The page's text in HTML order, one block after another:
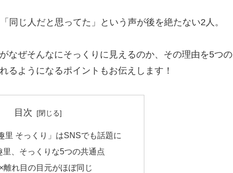
同じ人だと思ってた」という声が後を絶たない2人。
なぜそんなにそっくりに見えるのか、その理由を5つの
るようになるポイントもお伝えします！
目次
里 そっくり」はSNSでも話題に
里、そっくりな5つの共通点
れ目の目元がほぼ同じ